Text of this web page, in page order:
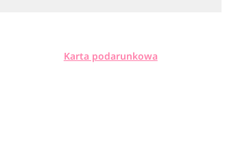
Karta podarunkowa